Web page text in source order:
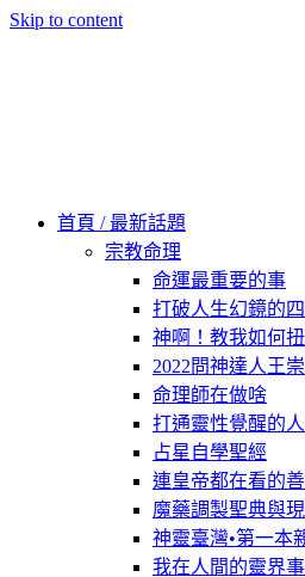
Skip to content
首頁 / 最新話題
宗教命理
命運最重要的事
打破人生幻鏡的
神啊！教我如何
2022問神達人王
命理師在做啥
打通靈性覺醒的
占星自學聖經
連皇帝都在看的
魔藥調製聖典與
神靈臺灣•第一本
我在人間的靈界